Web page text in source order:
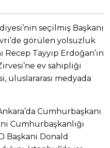
seçilmiş Başkanı
görülen yolsuzluk
Recep Tayyip Erdoğan’ın
ev sahipliği
uluslararası medyada
Cumhurbaşkanı
Cumhurbaşkanlığı
Başkanı Donald